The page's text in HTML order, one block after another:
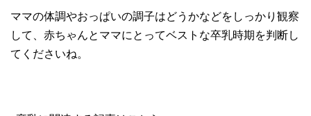
ママの体調やおっぱいの調子はどうかなどをしっかり観察
して、赤ちゃんとママにとってベストな卒乳時期を判断し
てくださいね。